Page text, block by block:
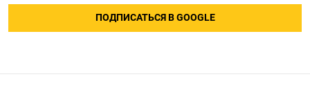
ПОДПИСАТЬСЯ В GOOGLE